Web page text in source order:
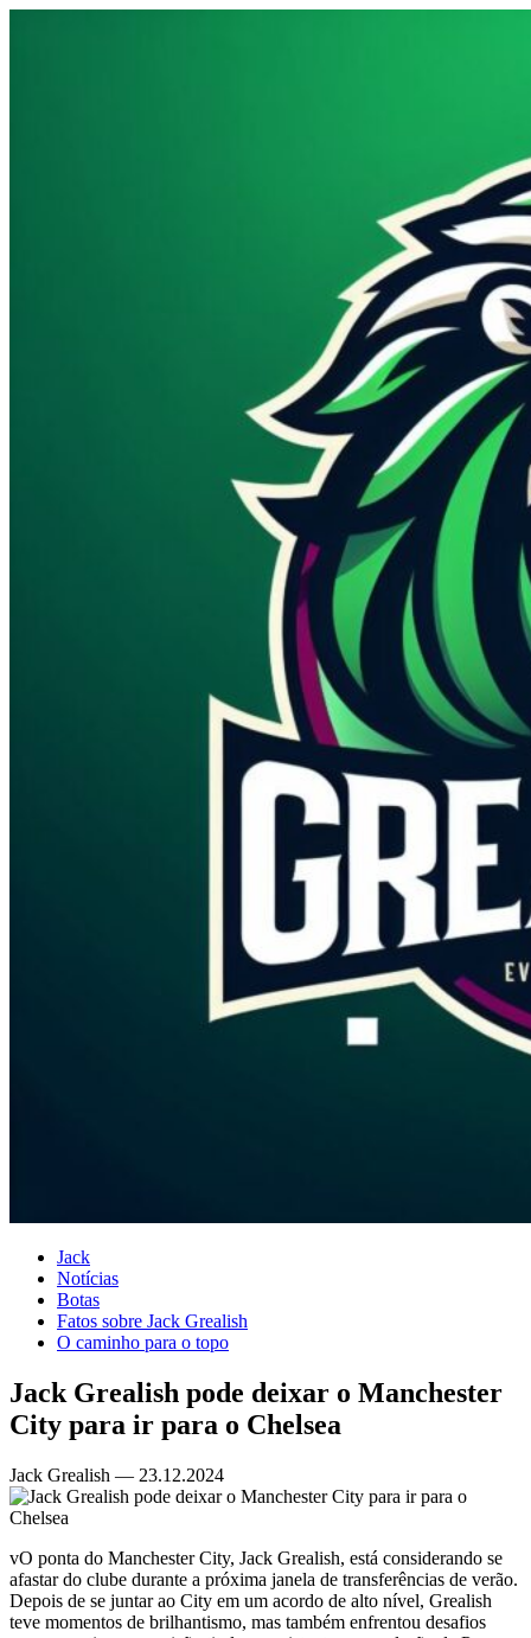
Jack
Notícias
Botas
Fatos sobre Jack Grealish
O caminho para o topo
Jack Grealish pode deixar o Manchester
City para ir para o Chelsea
Jack Grealish — 23.12.2024
vO ponta do Manchester City, Jack Grealish, está considerando se
afastar do clube durante a próxima janela de transferências de verão.
Depois de se juntar ao City em um acordo de alto nível, Grealish
teve momentos de brilhantismo, mas também enfrentou desafios